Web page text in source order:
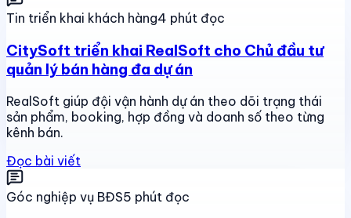
Tin triển khai khách hàng4 phút đọc
CitySoft triển khai RealSoft cho Chủ đầu tư
quản lý bán hàng đa dự án
RealSoft giúp đội vận hành dự án theo dõi trạng thái
sản phẩm, booking, hợp đồng và doanh số theo từng
kênh bán.
Đọc bài viết
Góc nghiệp vụ BĐS5 phút đọc